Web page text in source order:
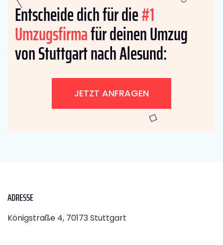
Entscheide dich für die#1
Umzugsfirmafür deinen Umzug
von Stuttgart nach Alesund:
JETZT ANFRAGEN
ADRESSE
Königstraße 4, 70173 Stuttgart